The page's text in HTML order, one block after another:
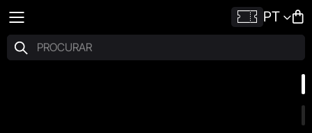
PT